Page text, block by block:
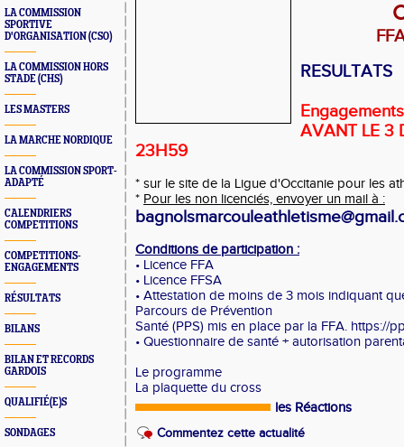
LA COMMISSION
SPORTIVE
D'ORGANISATION (CSO)
LA COMMISSION HORS
STADE (CHS)
LES MASTERS
LA MARCHE NORDIQUE
LA COMMISSION SPORT-
ADAPTÉ
CALENDRIERS
COMPETITIONS
COMPETITIONS-
ENGAGEMENTS
RÉSULTATS
BILANS
BILAN ET RECORDS
GARDOIS
QUALIFIÉ(E)S
SONDAGES
RESULTATS
AVANT LE 3
23H59
* sur le site de la Ligue d'Occitanie pour les
* Pour les non licenciés, envoyer un mail à :
Conditions de participation :
• Licence FFA
• Licence FFSA
• Attestation de moins de 3 mois indiquant
Parcours de Prévention
Santé (PPS) mis en place par la FFA. https://
• Questionnaire de santé + autorisation
Le programme
La plaquette du cross
les Réactions
Commentez cette actualité